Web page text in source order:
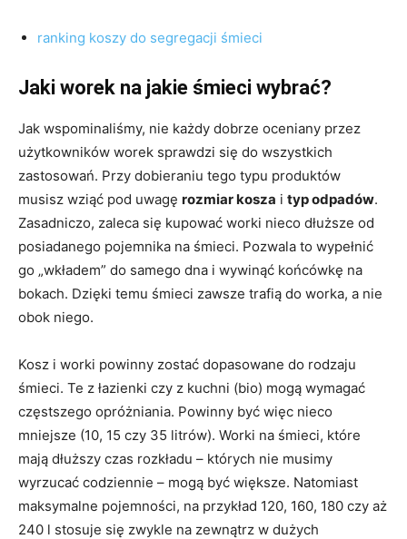
ranking koszy do segregacji śmieci
Jaki worek na jakie śmieci wybrać?
Jak wspominaliśmy, nie każdy dobrze oceniany przez
użytkowników worek sprawdzi się do wszystkich
zastosowań. Przy dobieraniu tego typu produktów
musisz wziąć pod uwagę rozmiar kosza i typ odpadów.
Zasadniczo, zaleca się kupować worki nieco dłuższe od
posiadanego pojemnika na śmieci. Pozwala to wypełnić
go „wkładem” do samego dna i wywinąć końcówkę na
bokach. Dzięki temu śmieci zawsze trafią do worka, a nie
obok niego.
Kosz i worki powinny zostać dopasowane do rodzaju
śmieci. Te z łazienki czy z kuchni (bio) mogą wymagać
częstszego opróżniania. Powinny być więc nieco
mniejsze (10, 15 czy 35 litrów). Worki na śmieci, które
mają dłuższy czas rozkładu – których nie musimy
wyrzucać codziennie – mogą być większe. Natomiast
maksymalne pojemności, na przykład 120, 160, 180 czy aż
240 l stosuje się zwykle na zewnątrz w dużych